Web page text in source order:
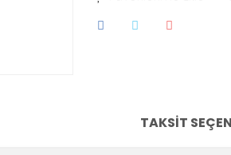
TAKSIT